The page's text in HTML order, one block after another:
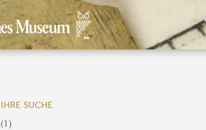
IHRE SUCHE
(1)